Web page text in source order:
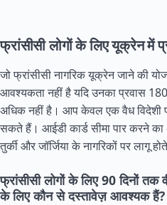
फ्रांसीसी लोगों के लिए यूक्रेन में
जो फ्रांसीसी नागरिक यूक्रेन जाने की
आवश्यकता नहीं है यदि उनका प्रवास
अधिक नहीं है। आप केवल एक वैध विदेशी
सकते हैं। आईडी कार्ड सीमा पार करने
तुर्की और जॉर्जिया के नागरिकों पर लागू
फ्रांसीसी लोगों के लिए 90 दिनों
के लिए कौन से दस्तावेज़ आवश्यक हैं?